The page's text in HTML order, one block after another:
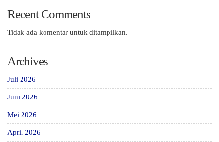
Recent Comments
Tidak ada komentar untuk ditampilkan.
Archives
Juli 2026
Juni 2026
Mei 2026
April 2026